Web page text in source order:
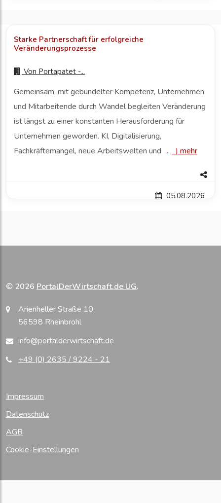
Starke Partnerschaft für erfolgreiche
Veränderungsprozesse
Von Portapatet -...
Gemeinsam, mit gebündelter Kompetenz, Unternehmen
und Mitarbeitende durch Wandel begleiten Veränderung
ist längst zu einer konstanten Herausforderung für
Unternehmen geworden. KI, Digitalisierung,
Fachkräftemangel, neue Arbeitswelten und ...
| mehr
05.08.2026
© 2026 PortalDerWirtschaft.de UG.
Arienheller Straße 10
56598 Rheinbrohl
info@portalderwirtschaft.de
+49 (0) 2635 / 9224 - 21
Impressum
Datenschutz
AGB
Cookie-Einstellungen